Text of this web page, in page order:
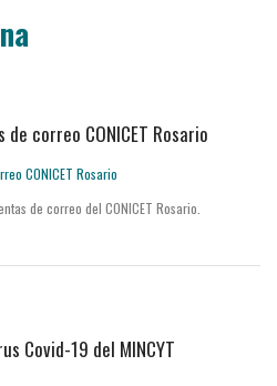
correo CONICET Rosario
de correo del CONICET Rosario.
Covid-19 del MINCYT